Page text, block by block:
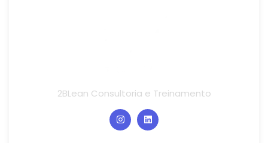
2BLean Consultoria e Treinamento